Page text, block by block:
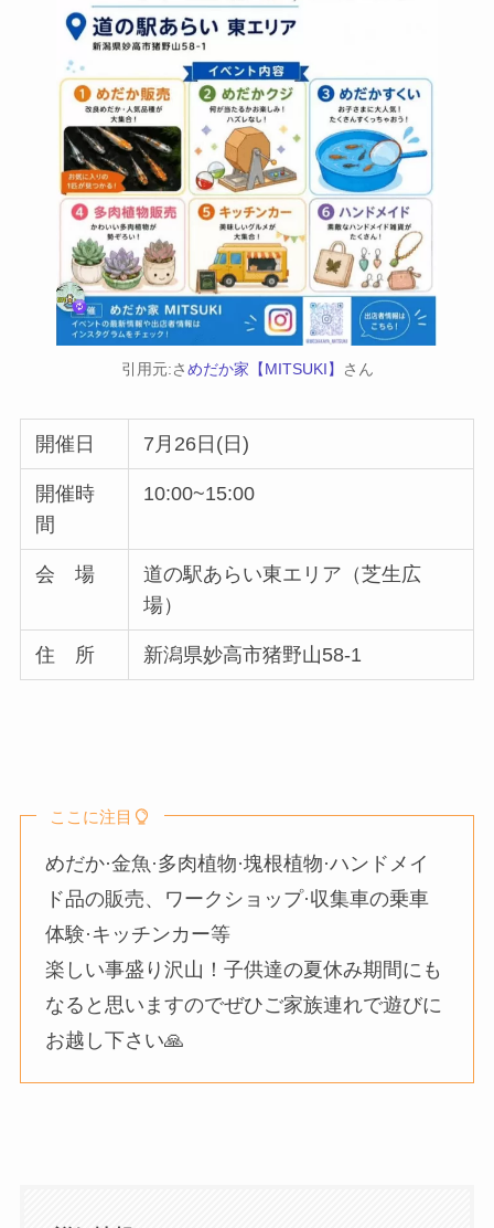
引用元:さめだか家【MITSUKI】 さん
開催日 7月26日(日)
開催時
間
10:00~15:00
会 場
道の駅あらい東エリア（芝生広
場）
住 所 新潟県妙高市猪野山58-1
ここに注目
めだか·金魚·多肉植物·塊根植物·ハンドメイ
ド品の販売、ワークショップ·収集車の乗車
体験·キッチンカー等
楽しい事盛り沢山！子供達の夏休み期間にも
なると思いますのでぜひご家族連れで遊びに
お越し下さい🙏